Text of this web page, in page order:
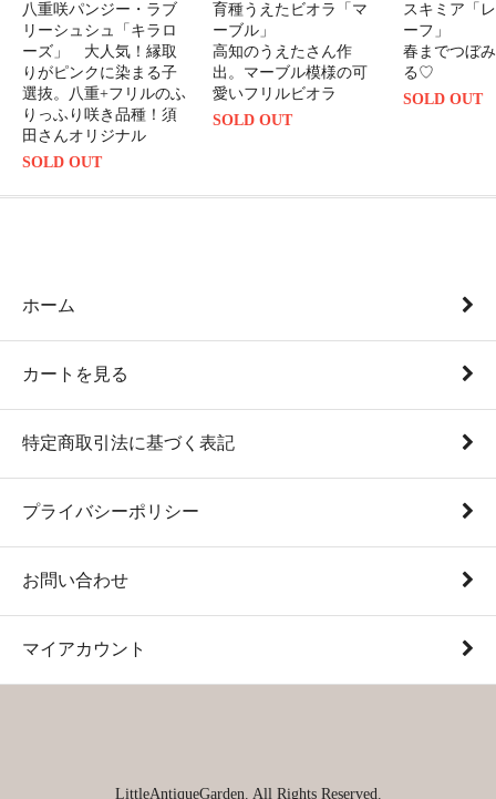
八重咲パンジー・ラブ
リーシュシュ「キラロ
ーズ」 大人気！縁取
りがピンクに染まる子
選抜。八重+フリルのふ
りっふり咲き品種！須
田さんオリジナル
SOLD OUT
育種うえたビオラ「マ
ーブル」
高知のうえたさん作
出。マーブル模様の可
愛いフリルビオラ
SOLD OUT
スキミア「
ーフ」
春までつぼ
る♡
SOLD OUT
ホーム
カートを見る
特定商取引法に基づく表記
プライバシーポリシー
お問い合わせ
マイアカウント
LittleAntiqueGarden. All Rights Reserved.